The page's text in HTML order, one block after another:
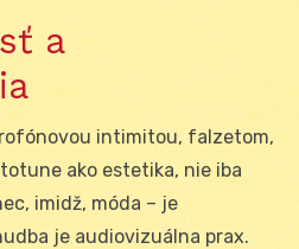
a
intimitou, falzetom,
ako estetika, nie iba
imidž, móda – je
je audiovizuálna prax.